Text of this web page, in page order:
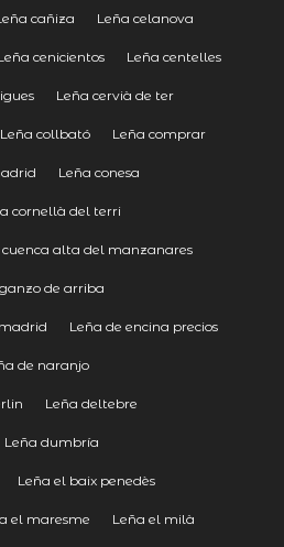
cañiza Leña celanova
cenicientos Leña centelles
Leña cervià de ter
Leña collbató Leña comprar
Leña conesa
cornellà del terri
cuenca alta del manzanares
de arriba
Leña de encina precios
de naranjo
Leña deltebre
Leña dumbría
Leña el baix penedès
el maresme Leña el milà